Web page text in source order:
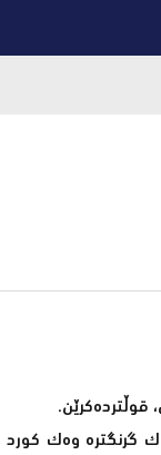
قوڵتردەکرێن.
گرنگترە وەک